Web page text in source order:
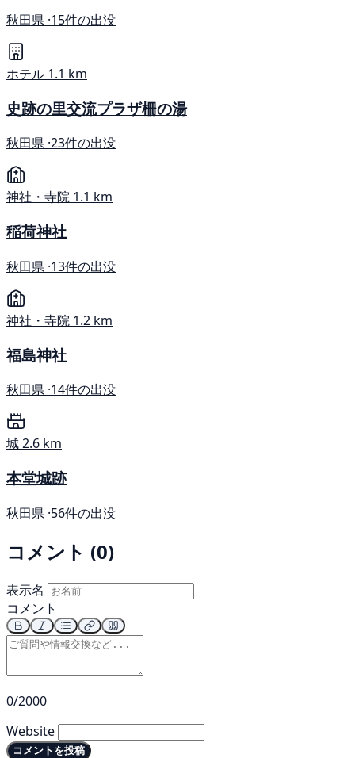
秋田県 ·15件の出没
ホテル 1.1 km
史跡の里交流プラザ柵の湯
秋田県 ·23件の出没
神社・寺院 1.1 km
稲荷神社
秋田県 ·13件の出没
神社・寺院 1.2 km
福島神社
秋田県 ·14件の出没
城2.6 km
本堂城跡
秋田県 ·56件の出没
コメント (0)
表示名
コメント
0/2000
Website
コメントを投稿